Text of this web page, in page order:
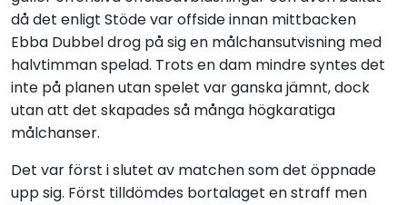
då det enligt Stöde var offside innan mittbacken
Ebba Dubbel drog på sig en målchansutvisning med
halvtimman spelad. Trots en dam mindre syntes det
inte på planen utan spelet var ganska jämnt, dock
utan att det skapades så många högkaratiga
målchanser.
Det var först i slutet av matchen som det öppnade
upp sig. Först tilldömdes bortalaget en straff men